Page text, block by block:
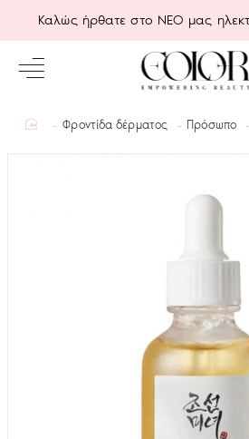
Καλώς ήρθατε στο ΝΕΟ μας
homeΦροντίδα δέρματος Πρόσωπο